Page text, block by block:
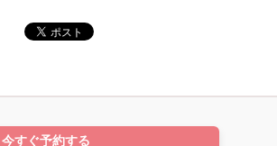
今すぐ予約する